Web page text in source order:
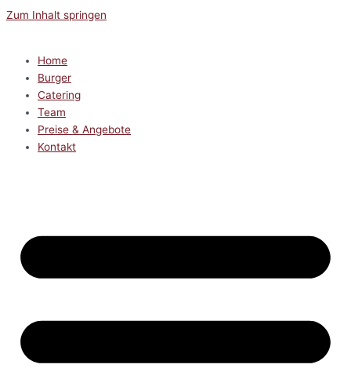
Zum Inhalt springen
Home
Burger
Catering
Team
Preise & Angebote
Kontakt